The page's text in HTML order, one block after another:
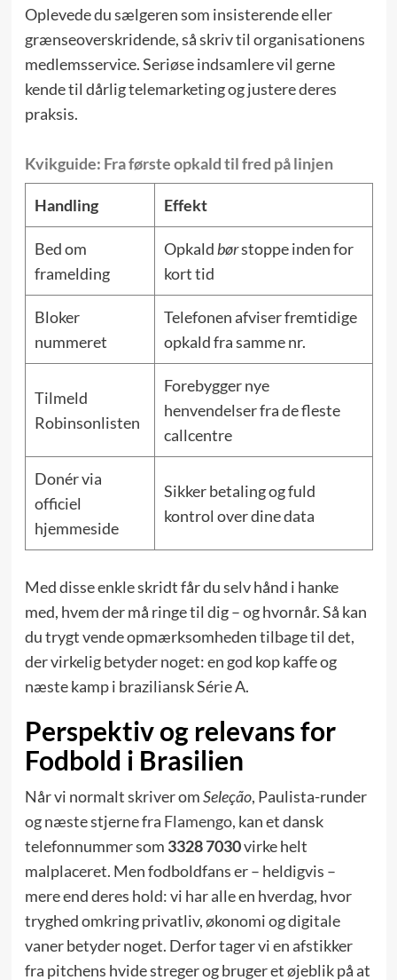
Oplevede du sælgeren som insisterende eller
grænse­overskridende, så skriv til organisationens
medlems­service. Seriøse indsamlere vil gerne
kende til dårlig telemarketing og justere deres
praksis.
Kvikguide: Fra første opkald til fred på linjen
Handling Effekt
Bed om
framelding
Opkald børstoppe inden for
kort tid
Bloker
nummeret
Telefonen afviser fremtidige
opkald fra samme nr.
Tilmeld
Robinsonlisten
Forebygger nye
henvendelser fra de fleste
callcentre
Donér via
officiel
hjemmeside
Sikker betaling og fuld
kontrol over dine data
Med disse enkle skridt får du selv hånd i hanke
med, hvem der må ringe til dig – og hvornår. Så kan
du trygt vende opmærksomheden tilbage til det,
der virkelig betyder noget: en god kop kaffe og
næste kamp i braziliansk Série A.
Perspektiv og relevans for
Fodbold i Brasilien
Når vi normalt skriver omSeleção, Paulista-runder
og næste stjerne fra Flamengo, kan et dansk
telefonnummer som 3328 7030virke helt
malplaceret. Men fodboldfans er – heldigvis –
mere end deres hold: vi har alle en hverdag, hvor
tryghed omkring privatliv, økonomi og digitale
vaner betyder noget. Derfor tager vi en afstikker
fra pitchens hvide streger og bruger et øjeblik på at